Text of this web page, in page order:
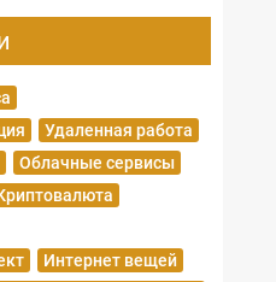
Удаленная работа
Облачные сервисы
Интернет вещей